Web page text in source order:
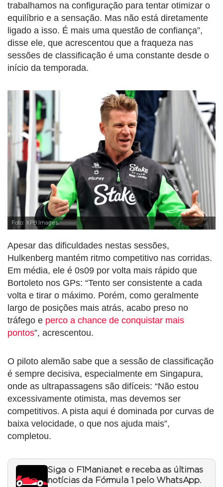
trabalhamos na configuração para tentar otimizar o
equilíbrio e a sensação. Mas não está diretamente
ligado a isso. É mais uma questão de confiança”,
disse ele, que acrescentou que a fraqueza nas
sessões de classificação é uma constante desde o
início da temporada.
Foto: XPB Images
Apesar das dificuldades nestas sessões,
Hulkenberg mantém ritmo competitivo nas corridas.
Em média, ele é 0s09 por volta mais rápido que
Bortoleto nos GPs: “Tento ser consistente a cada
volta e tirar o máximo. Porém, como geralmente
largo de posições mais atrás, acabo preso no
tráfego e perco a chance de conquistar mais
pontos”, acrescentou.
O piloto alemão sabe que a sessão de classificação
é sempre decisiva, especialmente em Singapura,
onde as ultrapassagens são difíceis: “Não estou
excessivamente otimista, mas devemos ser
competitivos. A pista aqui é dominada por curvas de
baixa velocidade, o que nos ajuda mais”,
completou.
Siga o F1Mania.net e receba as últimas
notícias da Fórmula 1 pelo WhatsApp.